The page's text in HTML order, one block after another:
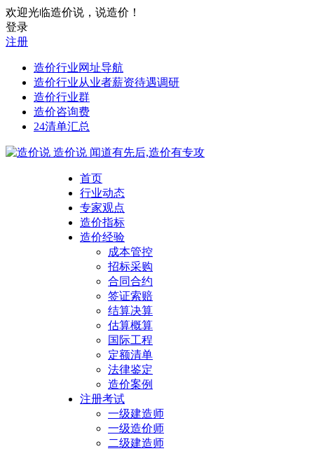
欢迎光临造价说，说造价！
登录
注册
造价行业网址导航
造价行业从业者薪资待遇调研
造价行业群
造价咨询费
24清单汇总
造价说 闻道有先后,造价有专攻
首页
行业动态
专家观点
造价指标
造价经验
成本管控
招标采购
合同合约
签证索赔
结算决算
估算概算
国际工程
定额清单
法律鉴定
造价案例
注册考试
一级建造师
一级造价师
二级建造师